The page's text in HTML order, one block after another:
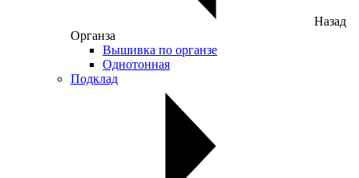
Назад
Органза
Вышивка по органзе
Однотонная
Подклад